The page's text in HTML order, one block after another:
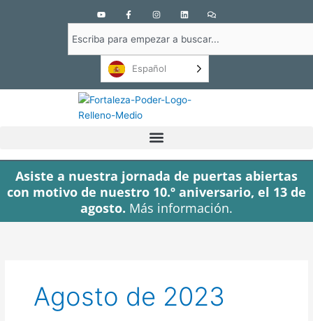
Y
o
u
t
u
b
F
a
c
e
b
o
f
I
n
s
t
a
g
a
L
i
n
k
e
d
C
o
m
e
n
t
en
Español
Asiste a nuestra jornada de puertas abiertas
con motivo de nuestro 10.º aniversario, el 13 de
agosto. Más información.
Agosto de 2023